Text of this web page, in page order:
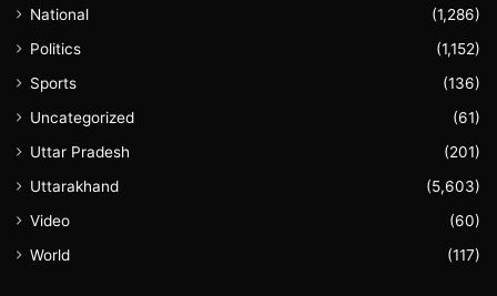
National
(1,286)
Politics
(1,152)
Sports
(136)
Uncategorized
(61)
Uttar Pradesh
(201)
Uttarakhand
(5,603)
Video
(60)
World
(117)